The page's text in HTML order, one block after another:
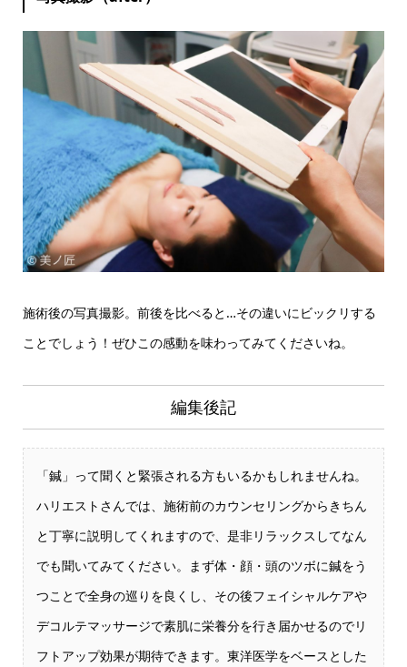
施術後の写真撮影。前後を比べると…その違いにビックリする
ことでしょう！ぜひこの感動を味わってみてくださいね。
編集後記
「鍼」って聞くと緊張される方もいるかもしれませんね。
ハリエストさんでは、施術前のカウンセリングからきちん
と丁寧に説明してくれますので、是非リラックスしてなん
でも聞いてみてください。まず体・顔・頭のツボに鍼をう
つことで全身の巡りを良くし、その後フェイシャルケアや
デコルテマッサージで素肌に栄養分を行き届かせるのでリ
フトアップ効果が期待できます。東洋医学をベースとした